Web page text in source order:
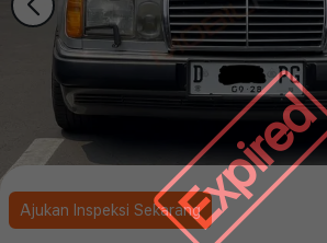
Expired
Ajukan Inspeksi Sekarang